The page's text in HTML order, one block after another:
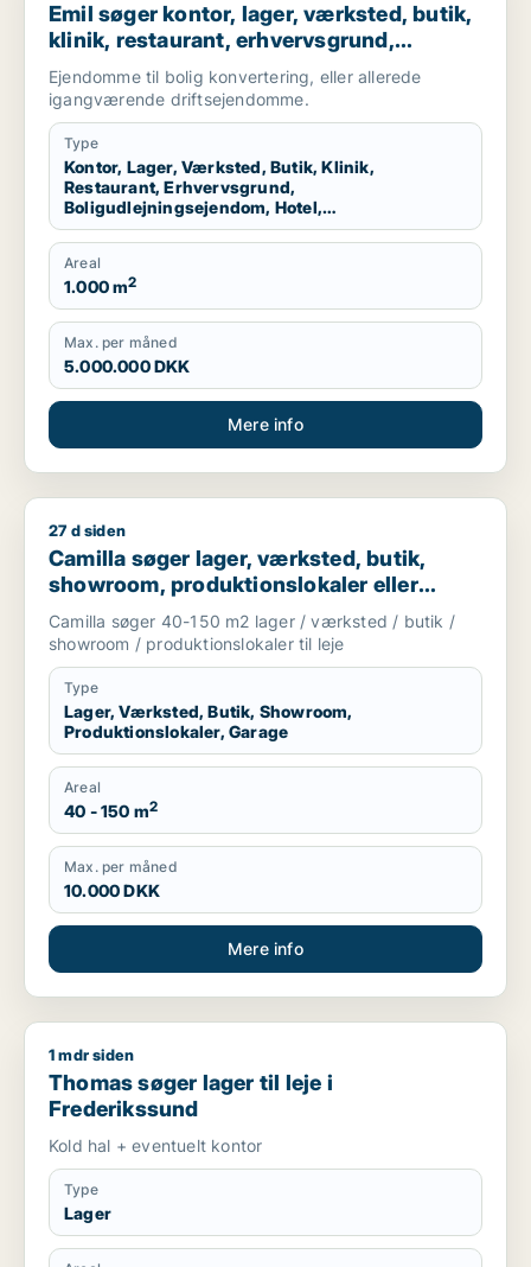
Emil søger kontor, lager, værksted, butik,
klinik, restaurant, erhvervsgrund,
boligudlejningsejendom, hotel,
produktionslokaler eller garage til salg i
Nordsjælland
Ejendomme til bolig konvertering, eller allerede
igangværende driftsejendomme.
Type
Kontor, Lager, Værksted, Butik, Klinik,
Restaurant, Erhvervsgrund,
Boligudlejningsejendom, Hotel,
Produktionslokaler, Garage
Areal
1.000 m2
Max. per måned
5.000.000 DKK
Mere info
Camilla søger lager, værksted, butik, showroom,
27 d siden
Camilla søger lager, værksted, butik,
showroom, produktionslokaler eller
garage til leje i Nordsjælland
Camilla søger 40-150 m2 lager / værksted / butik /
showroom / produktionslokaler til leje
Type
Lager, Værksted, Butik, Showroom,
Produktionslokaler, Garage
Areal
40 - 150 m2
Max. per måned
10.000 DKK
Mere info
Thomas søger lager til leje i Frederikssund
1 mdr siden
Thomas søger lager til leje i
Frederikssund
Kold hal + eventuelt kontor
Type
Lager